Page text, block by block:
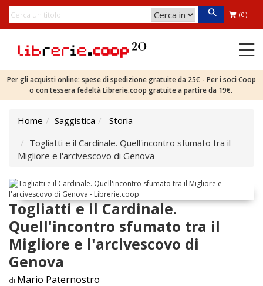
(0)
Per gli acquisti online: spese di spedizione gratuite da 25€ - Per i soci Coop
o con tessera fedeltà Librerie.coop gratuite a partire da 19€.
Home Saggistica
Storia
Togliatti e il Cardinale. Quell'incontro sfumato tra il
Migliore e l'arcivescovo di Genova
Togliatti e il Cardinale.
Quell'incontro sfumato tra il
Migliore e l'arcivescovo di
Genova
di Mario Paternostro